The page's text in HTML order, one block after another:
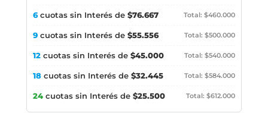
6cuotas sin Interés de $76.667 Total: $460.000
9 cuotas sin Interés de $55.556 Total: $500.000
12 cuotas sin Interés de $45.000 Total: $540.000
18 cuotas sin Interés de $32.445 Total: $584.000
24 cuotas sin Interés de $25.500 Total: $612.000